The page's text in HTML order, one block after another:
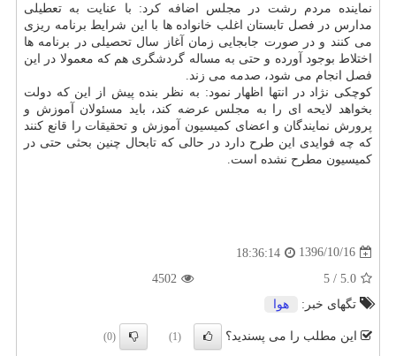
نماینده مردم رشت در مجلس اضافه كرد: با عنایت به تعطیلی
مدارس در فصل تابستان اغلب خانواده ها با این شرایط برنامه ریزی
می كنند و در صورت جابجایی زمان آغاز سال تحصیلی در برنامه ها
اختلاط بوجود آورده و حتی به مساله گردشگری هم كه معمولا در این
فصل انجام می شود، صدمه می زند.
كوچكی نژاد در انتها اظهار نمود: به نظر بنده پیش از این كه دولت
بخواهد لایحه ای را به مجلس عرضه كند، باید مسئولان آموزش و
پرورش نمایندگان و اعضای كمیسیون آموزش و تحقیقات را قانع كنند
كه چه فوایدی این طرح دارد در حالی كه تابحال چنین بحثی حتی در
كمیسیون مطرح نشده است.
1396/10/16
18:36:14
5.0
/
5
4502
تگهای خبر:
هوا
این مطلب را می پسندید؟ (1)
(0)